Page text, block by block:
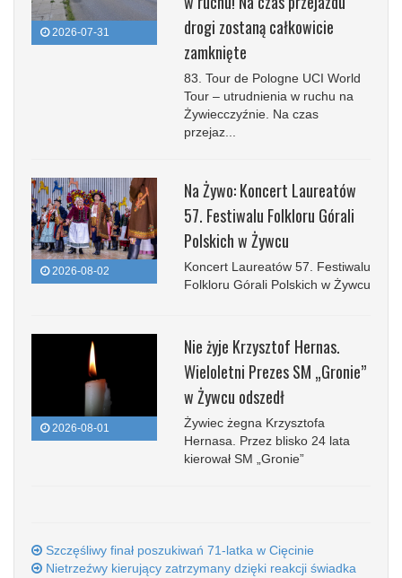
2026-07-31
drogi zostaną całkowicie
zamknięte
83. Tour de Pologne UCI World
Tour – utrudnienia w ruchu na
Żywiecczyźnie. Na czas
przejaz...
2026-08-02
Na Żywo: Koncert Laureatów
57. Festiwalu Folkloru Górali
Polskich w Żywcu
Koncert Laureatów 57. Festiwalu
Folkloru Górali Polskich w Żywcu
2026-08-01
Nie żyje Krzysztof Hernas.
Wieloletni Prezes SM „Gronie”
w Żywcu odszedł
Żywiec żegna Krzysztofa
Hernasa. Przez blisko 24 lata
kierował SM „Gronie”
Szczęśliwy finał poszukiwań 71-latka w Cięcinie
Nietrzeźwy kierujący zatrzymany dzięki reakcji świadka